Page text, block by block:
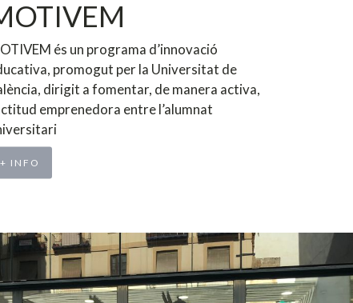
és un programa d’innovació
promogut per la Universitat de
dirigit a fomentar, de manera activa,
emprenedora entre l’alumnat
+ INFO